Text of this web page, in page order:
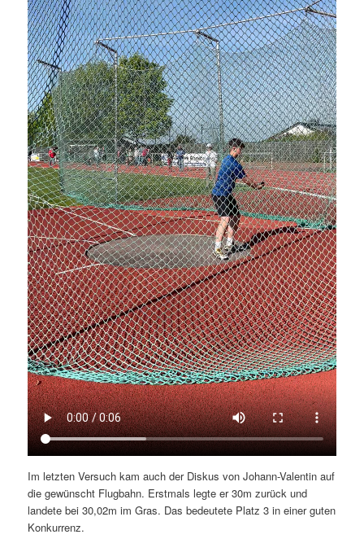
Im letzten Versuch kam auch der Diskus von Johann-Valentin auf
die gewünscht Flugbahn. Erstmals legte er 30m zurück und
landete bei 30,02m im Gras. Das bedeutete Platz 3 in einer guten
Konkurrenz.